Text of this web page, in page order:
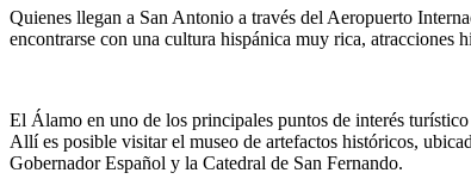
Quienes llegan a San Antonio a través del Aeropuerto
encontrarse con una cultura hispánica muy rica, atracciones
El Álamo en uno de los principales puntos de interés
Allí es posible visitar el museo de artefactos históricos,
Gobernador Español y la Catedral de San Fernando.